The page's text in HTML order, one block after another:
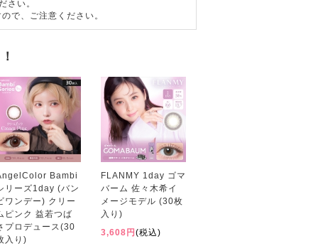
さい。
で、ご注意ください。
Bambi
リーズ1day (バン
ワンデー) クリー
ピンク 益若つば
プロデュース(30
入り)
FLANMY 1day ゴマ
バーム 佐々木希イ
メージモデル (30枚
入り)
3,608円 (税込)